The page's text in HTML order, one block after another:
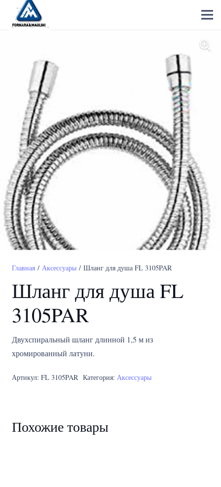
Главная / Аксессуары / Шланг для душа FL 3105PAR
Шланг для душа FL
3105PAR
Двухспиральный шланг длинной 1,5 м из
хромированный латуни.
Артикул: FL 3105PAR Категория: Аксессуары
Похожие товары